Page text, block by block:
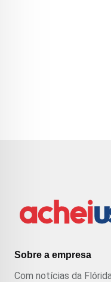
Sobre a empresa
Com notícias da